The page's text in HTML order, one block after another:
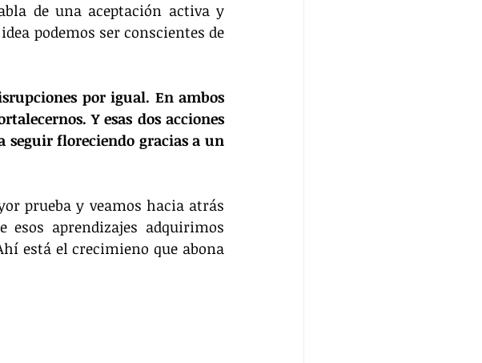
mentalidad
de una aceptación activa y
podemos ser conscientes de
por igual. En ambos
Y esas dos acciones
seguir floreciendo gracias a un
prueba y veamos hacia atrás
esos aprendizajes adquirimos
está el crecimieno que abona